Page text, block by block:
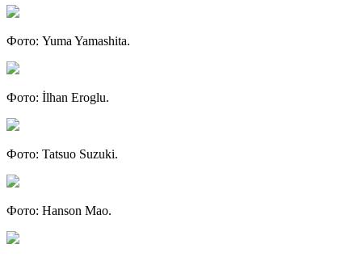
Фото: Yuma Yamashita.
Фото: İlhan Eroglu.
Фото: Tatsuo Suzuki.
Фото: Hanson Mao.